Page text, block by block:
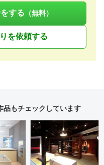
する （無料）
を依頼する
品もチェックしています